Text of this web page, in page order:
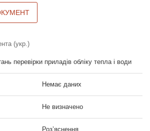
(укр.)
перевірки приладів обліку тепла і води
Немає даних
Не визначено
Роз’яснення